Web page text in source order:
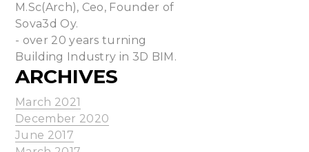
M.Sc(Arch), Ceo, Founder of
Sova3d Oy.
- over 20 years turning
Building Industry in 3D BIM.
ARCHIVES
March 2021
December 2020
June 2017